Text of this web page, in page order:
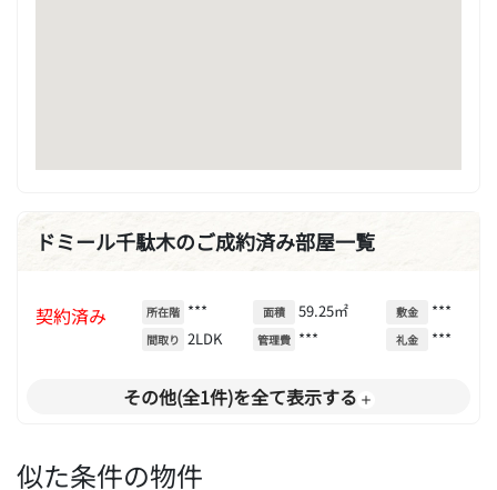
ドミール千駄木のご成約済み部屋一覧
契約済み 所在階 ***
間取り 2LDK
面積 59.25㎡
管理費 ***
敷金 ***
礼金 ***
その他(全1件)を全て表示する
似た条件の物件